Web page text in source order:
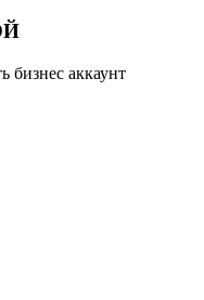
бизнес аккаунт